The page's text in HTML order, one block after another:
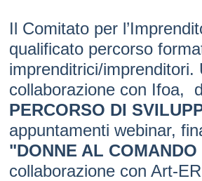
Il Comitato per
qualificato percorso
imprenditrici/
collaborazione con Ifoa,
PERCORSO DI
appuntamenti webinar,
"DONNE AL
collaborazione con Art-